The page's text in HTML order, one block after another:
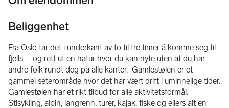
Beliggenhet
Fra Oslo tar det i underkant av to til tre timer å komme seg til
fjells – og rett ut en natur hvor du kan nyte uten at du har
andre folk rundt deg på alle kanter.  Gamlestølen er et
gammel seterområde hvor det har vært drift i uminnelige tider.
Gamlestølen har et rikt tilbud for alle aktivitetsformål.
Stisykling, alpin, langrenn, turer, kajak, fiske og ellers alt en